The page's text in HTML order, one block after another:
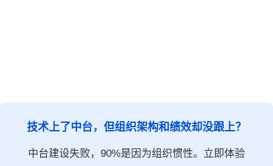
技术上了中台，但组织架构和绩效却没跟上？
中台建设失败，90%是因为组织惯性。立即体验